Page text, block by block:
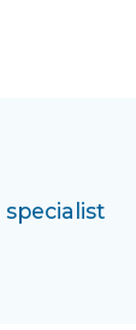
specialist